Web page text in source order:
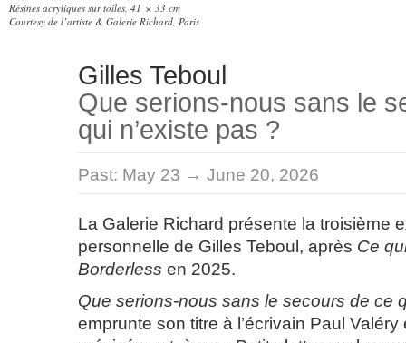
Résines acryliques sur toiles, 41 × 33 cm
Courtesy de l’artiste & Galerie Richard, Paris
Gilles Teboul
Que serions-nous sans le
qui n’existe pas ?
Past: May 23 → June 20, 2026
La Galerie Richard présente la troisième
personnelle de Gilles Teboul, après Ce
Borderless en 2025.
Que serions-nous sans le secours de ce
emprunte son titre à l’écrivain Paul Valéry